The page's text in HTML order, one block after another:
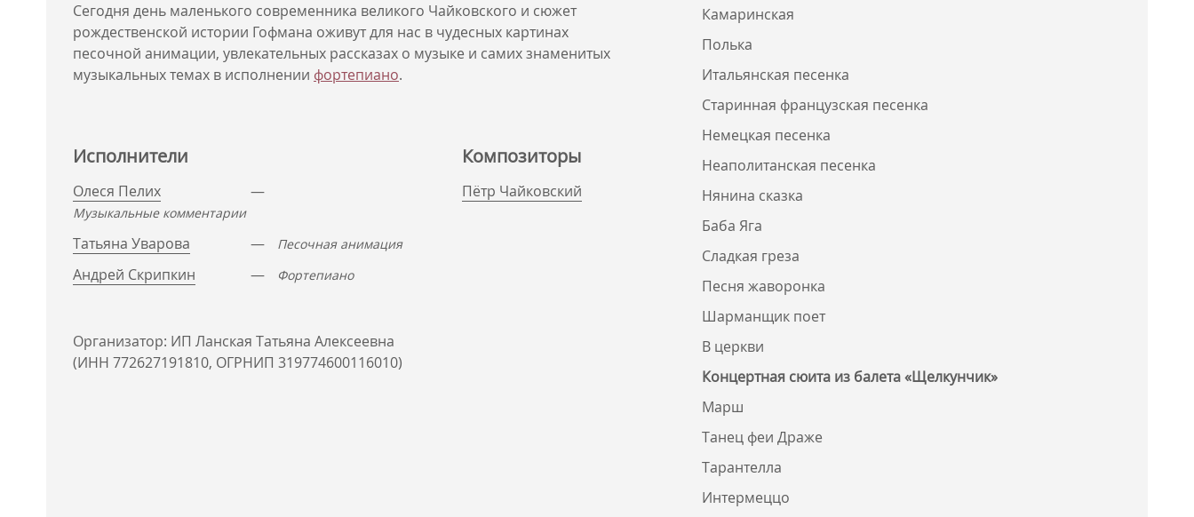
Сегодня день маленького современника великого Чайковского и сюжет
рождественской истории Гофмана оживут для нас в чудесных картинах
песочной анимации, увлекательных рассказах о музыке и самих знаменитых
музыкальных темах в исполнении фортепиано.
Исполнители
Олеся Пелих —
Музыкальные комментарии
Татьяна Уварова — Песочная анимация
Андрей Скрипкин — Фортепиано
Композиторы
Пётр Чайковский
Организатор: ИП Ланская Татьяна Алексеевна
(ИНН 772627191810, ОГРНИП 319774600116010)
Камаринская
Полька
Итальянская песенка
Старинная французская песенка
Немецкая песенка
Неаполитанская песенка
Нянина сказка
Баба Яга
Сладкая греза
Песня жаворонка
Шарманщик поет
В церкви
Концертная сюита из балета «Щелкунчик»
Марш
Танец феи Драже
Тарантелла
Интермеццо